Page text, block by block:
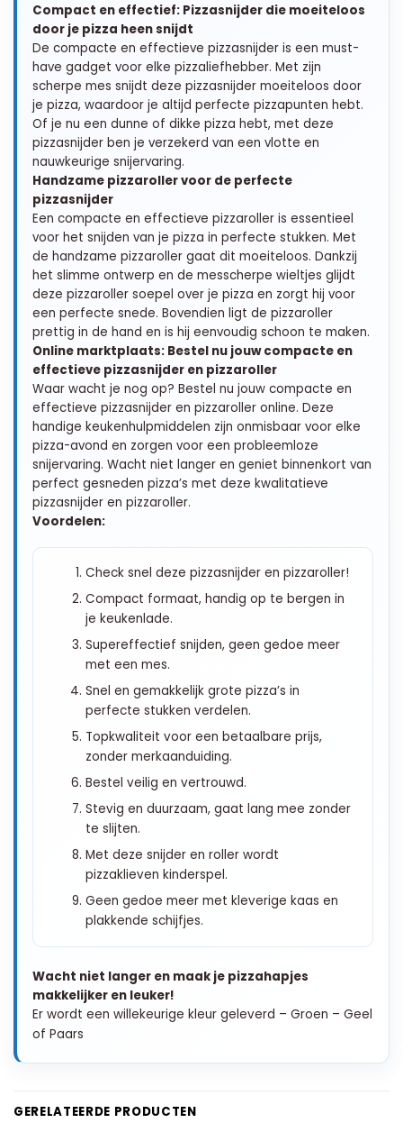
Compact en effectief: Pizzasnijder die moeiteloos
door je pizza heen snijdt
De compacte en effectieve pizzasnijder is een must-
have gadget voor elke pizzaliefhebber. Met zijn
scherpe mes snijdt deze pizzasnijder moeiteloos door
je pizza, waardoor je altijd perfecte pizzapunten hebt.
Of je nu een dunne of dikke pizza hebt, met deze
pizzasnijder ben je verzekerd van een vlotte en
nauwkeurige snijervaring.
Handzame pizzaroller voor de perfecte
pizzasnijder
Een compacte en effectieve pizzaroller is essentieel
voor het snijden van je pizza in perfecte stukken. Met
de handzame pizzaroller gaat dit moeiteloos. Dankzij
het slimme ontwerp en de messcherpe wieltjes glijdt
deze pizzaroller soepel over je pizza en zorgt hij voor
een perfecte snede. Bovendien ligt de pizzaroller
prettig in de hand en is hij eenvoudig schoon te maken.
Online marktplaats: Bestel nu jouw compacte en
effectieve pizzasnijder en pizzaroller
Waar wacht je nog op? Bestel nu jouw compacte en
effectieve pizzasnijder en pizzaroller online. Deze
handige keukenhulpmiddelen zijn onmisbaar voor elke
pizza-avond en zorgen voor een probleemloze
snijervaring. Wacht niet langer en geniet binnenkort van
perfect gesneden pizza’s met deze kwalitatieve
pizzasnijder en pizzaroller.
Voordelen:
Check snel deze pizzasnijder en pizzaroller!
Compact formaat, handig op te bergen in
je keukenlade.
Supereffectief snijden, geen gedoe meer
met een mes.
Snel en gemakkelijk grote pizza’s in
perfecte stukken verdelen.
Topkwaliteit voor een betaalbare prijs,
zonder merkaanduiding.
Bestel veilig en vertrouwd.
Stevig en duurzaam, gaat lang mee zonder
te slijten.
Met deze snijder en roller wordt
pizzaklieven kinderspel.
Geen gedoe meer met kleverige kaas en
plakkende schijfjes.
Wacht niet langer en maak je pizzahapjes
makkelijker en leuker!
Er wordt een willekeurige kleur geleverd – Groen – Geel
of Paars
GERELATEERDE PRODUCTEN